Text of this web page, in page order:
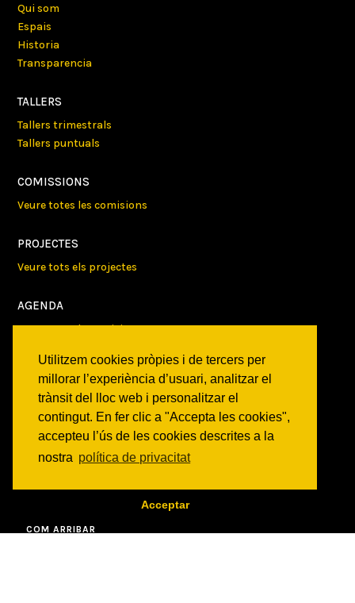
Utilitzem cookies pròpies i de tercers per
millorar l’experiència d’usuari, analitzar el
trànsit del lloc web i personalitzar el
contingut. En fer clic a "Accepta les cookies",
accepteu l’ús de les cookies descrites a la
nostra política de privacitat
Acceptar
Qui som
Espais
Historia
Transparencia
TALLERS
Tallers trimestrals
Tallers puntuals
COMISSIONS
Veure totes les comisions
PROJECTES
Veure tots els projectes
AGENDA
Veure totes les activitats
NOTICIES
Activitats
Comunicats
ON SOM?
c/ Constitució 19
COM ARRIBAR